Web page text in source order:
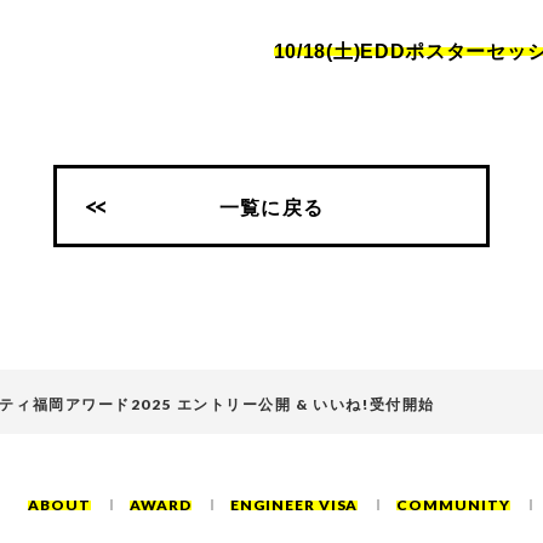
10/18(土)EDDポスターセッ
一覧に戻る
ィ福岡アワード2025 エントリー公開 & いいね!受付開始
ABOUT AWARD ENGINEER VISA COMMUNITY